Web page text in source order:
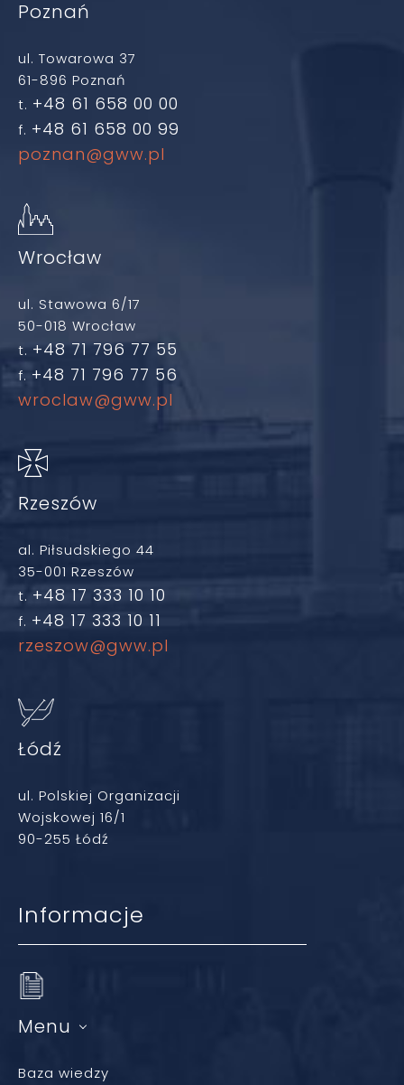
Poznań
ul. Towarowa 37
61-896 Poznań
t. +48 61 658 00 00
f. +48 61 658 00 99
poznan@gww.pl
Wrocław
ul. Stawowa 6/17
50-018 Wrocław
t. +48 71 796 77 55
f. +48 71 796 77 56
wroclaw@gww.pl
Rzeszów
al. Piłsudskiego 44
35-001 Rzeszów
t. +48 17 333 10 10
f. +48 17 333 10 11
rzeszow@gww.pl
Łódź
ul. Polskiej Organizacji
Wojskowej 16/1
90-255 Łódź
Informacje
Menu
Baza wiedzy